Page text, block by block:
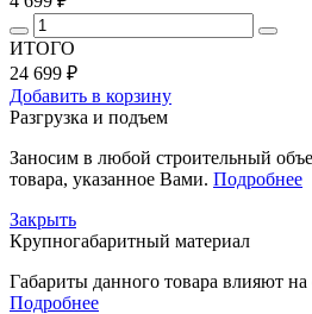
ИТОГО
24 699 ₽
Добавить в корзину
Разгрузка и подъем
Заносим в любой строительный
товара, указанное Вами. Подробнее
Закрыть
Крупногабаритный материал
Габариты данного товара влияют на
Подробнее